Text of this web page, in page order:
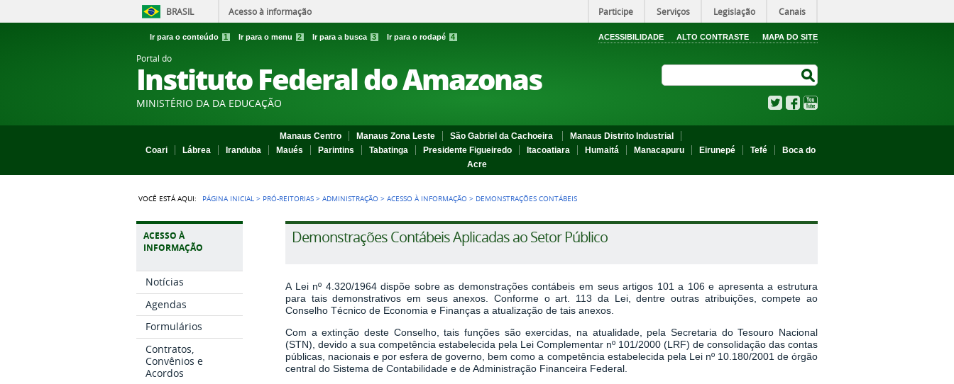
BRASIL Acesso à informação Participe Serviços Legislação Canais
Ir para o conteúdo 1 Ir para o menu 2 Ir para a busca 3 Ir para o rodapé 4 ACESSIBILIDADE ALTO CONTRASTE MAPA DO SITE
Portal do
Instituto Federal do Amazonas
MINISTÉRIO DA DA EDUCAÇÃO TwitterFacebook
Manaus Centro Manaus Zona Leste São Gabriel da Cachoeira
Manaus Distrito Industrial
Coari
Lábrea Iranduba Maués Parintins Tabatinga Presidente Figueiredo Itacoatiara Humaitá Manacapuru Eirunepé Tefé
Boca do
Acre
VOCÊ ESTÁ AQUI: PÁGINA INICIAL > PRÓ-REITORIAS >ADMINISTRAÇÃO >ACESSO À INFORMAÇÃO > DEMONSTRAÇÕES CONTÁBEIS
ACESSO À
INFORMAÇÃO
Notícias
Agendas
Formulários
Contratos,
Convênios e
Acordos
Demonstrações Contábeis Aplicadas ao Setor Público
A Lei nº 4.320/1964 dispõe sobre as demonstrações contábeis em seus artigos 101 a 106 e apresenta a estrutura
para tais demonstrativos em seus anexos. Conforme o art. 113 da Lei, dentre outras atribuições, compete ao
Conselho Técnico de Economia e Finanças a atualização de tais anexos.
Com a extinção deste Conselho, tais funções são exercidas, na atualidade, pela Secretaria do Tesouro Nacional
(STN), devido a sua competência estabelecida pela Lei Complementar nº 101/2000 (LRF) de consolidação das contas
públicas, nacionais e por esfera de governo, bem como a competência estabelecida pela Lei nº 10.180/2001 de órgão
central do Sistema de Contabilidade e de Administração Financeira Federal.